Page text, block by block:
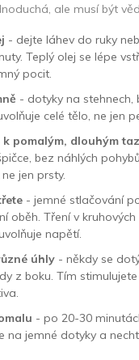
ale musí být
- dejte láhev do ruky
Teplý olej se lépe
pocit.
- dotyky na stehnech,
celé tělo, ne jen
k pomalým, dlouhým
bez náhlých
jen prsty.
- jemné stlačování
oběh. Tření v
napětí.
úhly - někdy se
z boku. Tím
- po 20-30
na jemné dotyky a